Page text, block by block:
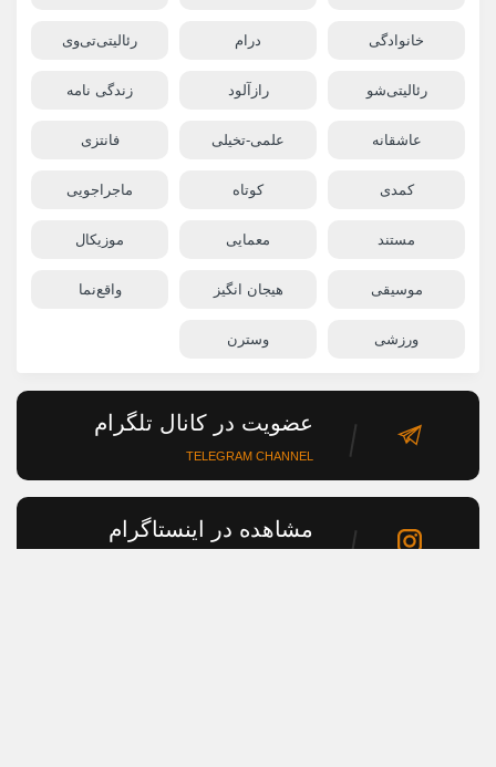
خانوادگی درام رئالیتی‌تی‌وی
رئالیتی‌شو رازآلود زندگی نامه
عاشقانه علمی-تخیلی فانتزی
کمدی کوتاه ماجراجویی
مستند معمایی موزیکال
موسیقی هیجان انگیز واقع‌نما
ورزشی وسترن
عضویت در کانال تلگرام
TELEGRAM CHANNEL
مشاهده در اینستاگرام